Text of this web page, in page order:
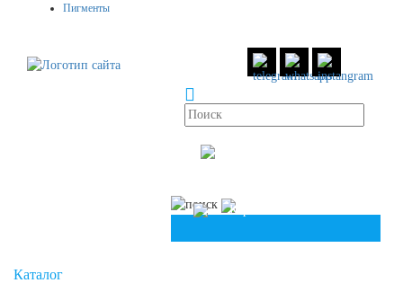
Пигменты
Корзина
Каталог